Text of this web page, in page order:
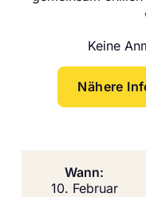
Keine
Nähere
Wann:
10. Februar